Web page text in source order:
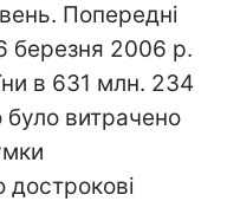
Попередні
березня 2006 р.
в 631 млн. 234
було витрачено
дострокові